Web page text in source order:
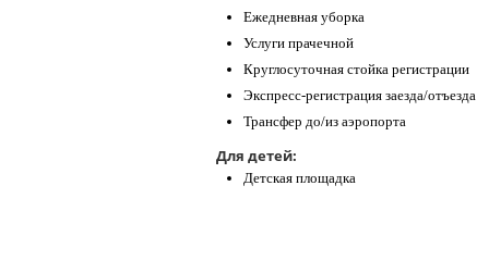
Ежедневная уборка
Услуги прачечной
Круглосуточная стойка регистрации
Экспресс-регистрация заезда/отъезда
Трансфер до/из аэропорта
Для детей:
Детская площадка